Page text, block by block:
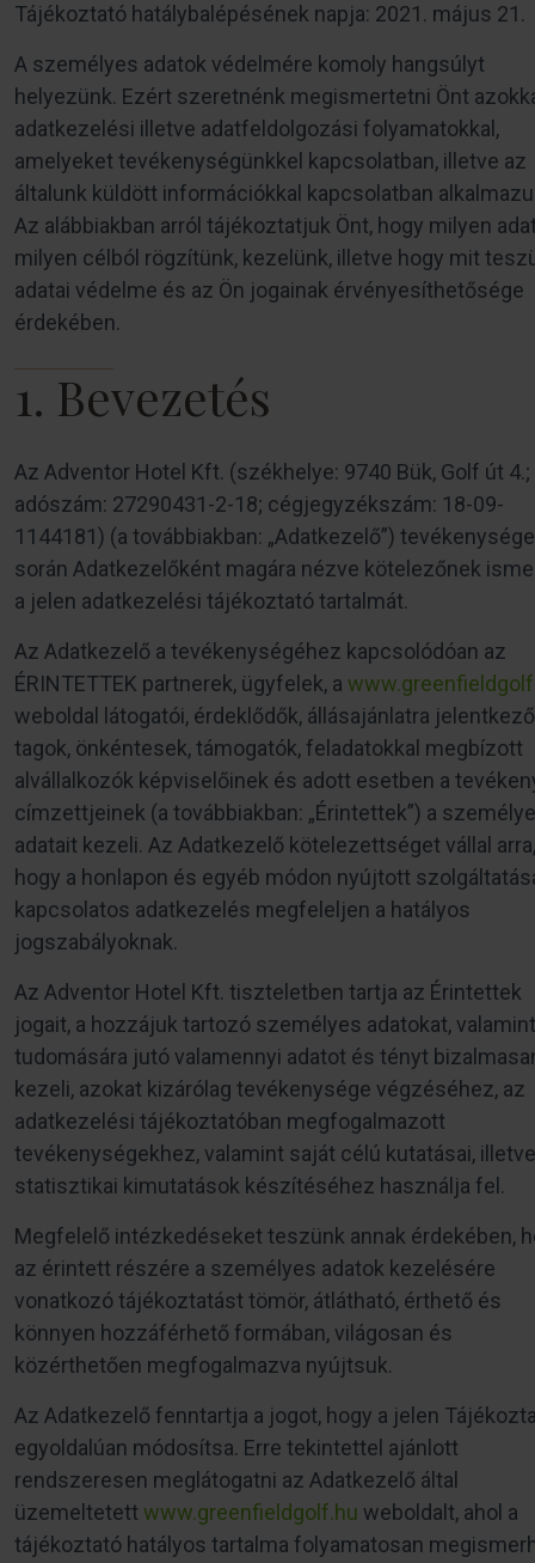
Tájékoztató hatálybalépésének napja: 2021. május 21.
A személyes adatok védelmére komoly hangsúlyt
helyezünk. Ezért szeretnénk megismertetni Önt
adatkezelési illetve adatfeldolgozási folyamatokkal,
amelyeket tevékenységünkkel kapcsolatban, illetve az
általunk küldött információkkal kapcsolatban
Az alábbiakban arról tájékoztatjuk Önt, hogy milyen
milyen célból rögzítünk, kezelünk, illetve hogy mit
adatai védelme és az Ön jogainak érvényesíthetősége
érdekében.
1. Bevezetés
Az Adventor Hotel Kft. (székhelye: 9740 Bük, Golf út 4.;
adószám: 27290431-2-18; cégjegyzékszám: 18-09-
1144181) (a továbbiakban: „Adatkezelő”) tevékenysége
során Adatkezelőként magára nézve kötelezőnek
a jelen adatkezelési tájékoztató tartalmát.
Az Adatkezelő a tevékenységéhez kapcsolódóan az
ÉRINTETTEK partnerek, ügyfelek, a
weboldal látogatói, érdeklődők, állásajánlatra
tagok, önkéntesek, támogatók, feladatokkal megbízott
alvállalkozók képviselőinek és adott esetben a
címzettjeinek (a továbbiakban: „Érintettek”) a
adatait kezeli. Az Adatkezelő kötelezettséget vállal arra,
hogy a honlapon és egyéb módon nyújtott
kapcsolatos adatkezelés megfeleljen a hatályos
jogszabályoknak.
Az Adventor Hotel Kft. tiszteletben tartja az Érintettek
jogait, a hozzájuk tartozó személyes adatokat,
tudomására jutó valamennyi adatot és tényt
kezeli, azokat kizárólag tevékenysége végzéséhez, az
adatkezelési tájékoztatóban megfogalmazott
tevékenységekhez, valamint saját célú kutatásai, illetve
statisztikai kimutatások készítéséhez használja fel.
Megfelelő intézkedéseket teszünk annak érdekében,
az érintett részére a személyes adatok kezelésére
vonatkozó tájékoztatást tömör, átlátható, érthető és
könnyen hozzáférhető formában, világosan és
közérthetően megfogalmazva nyújtsuk.
Az Adatkezelő fenntartja a jogot, hogy a jelen
egyoldalúan módosítsa. Erre tekintettel ajánlott
rendszeresen meglátogatni az Adatkezelő által
üzemeltetett www.greenfieldgolf.hu weboldalt, ahol a
tájékoztató hatályos tartalma folyamatosan